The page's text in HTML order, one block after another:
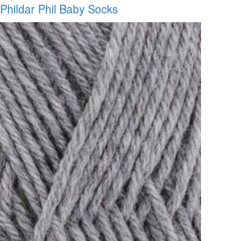
Phildar Phil Baby Socks